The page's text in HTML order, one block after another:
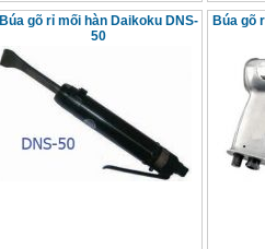
Búa gõ rỉ mối hàn Daikoku DNS-
50
Búa gõ